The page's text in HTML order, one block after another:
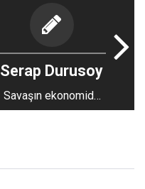
Serap Durusoy
Savaşın ekonomide
yarattığı anafor